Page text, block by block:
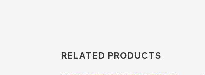
RELATED PRODUCTS